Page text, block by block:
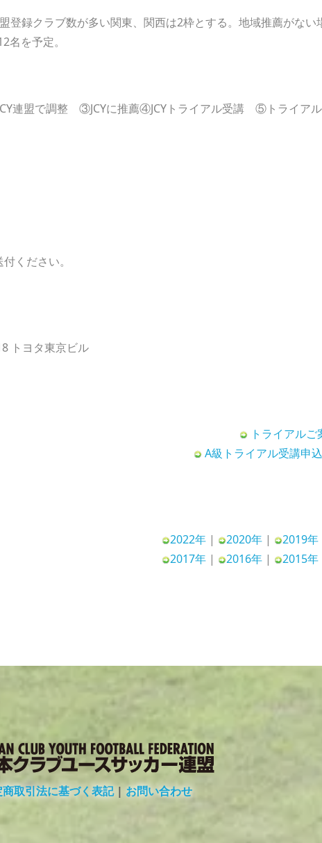
登録クラブ数が多い関東、関西は2枠とする。地域推薦がない
を予定。
連盟で調整 ③JCYに推薦④JCYトライアル受講 ⑤トライア
ください。
トヨタ東京ビル
トライアルご
A級トライアル受講申
2022年 | 2020年 | 2019年
2017年 | 2016年 | 2015年
取引法に基づく表記| お問い合わせ